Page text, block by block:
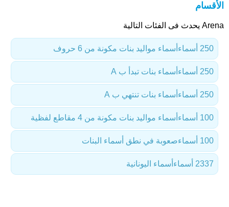
الأقسام
Arena يحدث فى الفئات التالية
أسماء مواليد بنات مكونة من 6 حروف 250 أسماء
أسماء بنات تبدأ ب A 250 أسماء
أسماء بنات تنتهي ب A 250 أسماء
أسماء مواليد بنات مكونة من 4 مقاطع لفظية 100 أسماء
صعوبة في نطق أسماء البنات 100 أسماء
أسماء اليونانية 2337 أسماء